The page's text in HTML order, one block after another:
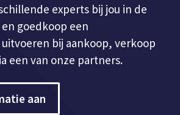
experts bij jou in de
goedkoop een
bij aankoop, verkoop
een van onze partners.
aan